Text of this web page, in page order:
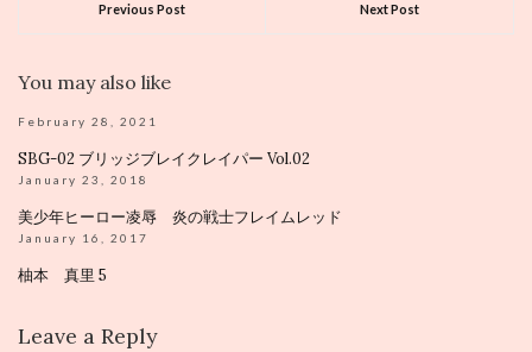
Previous Post Next Post
You may also like
February 28, 2021
SBG-02 ブリッジブレイクレイパー Vol.02
January 23, 2018
美少年ヒーロー凌辱 炎の戦士フレイムレッド
January 16, 2017
柚本 真里 5
Leave a Reply